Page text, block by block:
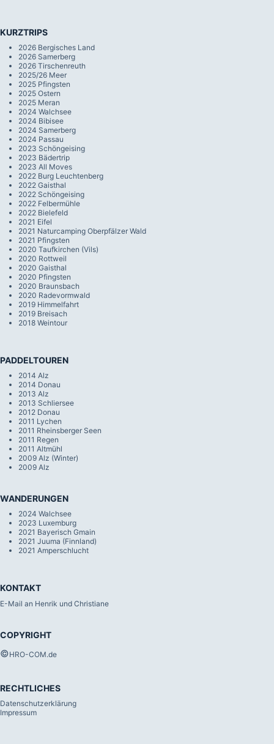
KURZTRIPS
2026 Bergisches Land
2026 Samerberg
2026 Tirschenreuth
2025/26 Meer
2025 Pfingsten
2025 Ostern
2025 Meran
2024 Walchsee
2024 Bibisee
2024 Samerberg
2024 Passau
2023 Schöngeising
2023 Bädertrip
2023 All Moves
2022 Burg Leuchtenberg
2022 Gaisthal
2022 Schöngeising
2022 Felbermühle
2022 Bielefeld
2021 Eifel
2021 Naturcamping Oberpfälzer Wald
2021 Pfingsten
2020 Taufkirchen (Vils)
2020 Rottweil
2020 Gaisthal
2020 Pfingsten
2020 Braunsbach
2020 Radevormwald
2019 Himmelfahrt
2019 Breisach
2018 Weintour
PADDELTOUREN
2014 Alz
2014 Donau
2013 Alz
2013 Schliersee
2012 Donau
2011 Lychen
2011 Rheinsberger Seen
2011 Regen
2011 Altmühl
2009 Alz (Winter)
2009 Alz
WANDERUNGEN
2024 Walchsee
2023 Luxemburg
2021 Bayerisch Gmain
2021 Juuma (Finnland)
2021 Amperschlucht
KONTAKT
E-Mail an Henrik und Christiane
COPYRIGHT
©HRO-COM.de
RECHTLICHES
Datenschutzerklärung
Impressum